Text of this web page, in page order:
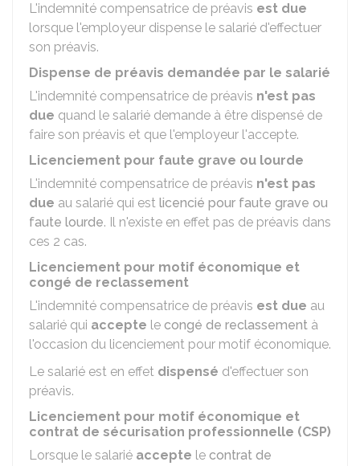
L'indemnité compensatrice de préavis est due
lorsque l'employeur dispense le salarié d'effectuer
son préavis.
Dispense de préavis demandée par le salarié
L'indemnité compensatrice de préavis n'est pas
due quand le salarié demande à être dispensé de
faire son préavis et que l'employeur l'accepte.
Licenciement pour faute grave ou lourde
L'indemnité compensatrice de préavis n'est pas
due au salarié qui est licencié pour faute grave ou
faute lourde. Il n'existe en effet pas de préavis dans
ces 2 cas.
Licenciement pour motif économique et
congé de reclassement
L'indemnité compensatrice de préavis est due au
salarié qui accepte le congé de reclassement à
l'occasion du licenciement pour motif économique.
Le salarié est en effet dispensé d'effectuer son
préavis.
Licenciement pour motif économique et
contrat de sécurisation professionnelle (CSP)
Lorsque le salarié accepte le contrat de